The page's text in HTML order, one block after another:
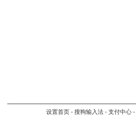
设置首页 - 搜狗输入法 - 支付中心 -